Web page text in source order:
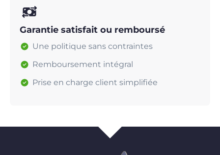
Garantie satisfait ou remboursé
Une politique sans contraintes
Remboursement intégral
Prise en charge client simplifiée